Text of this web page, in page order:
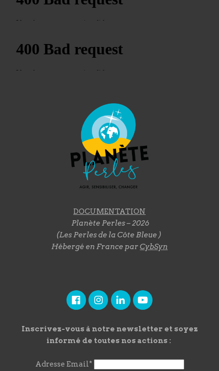
DOCUMENTATION
Planète Perles – 2026
(Les Perles de la Côte Bleue )
Hébergé en France parCybSyn
Inscrivez-vous à notre newsletter et soyez
informé de toutes nos actions :
Adresse Email*